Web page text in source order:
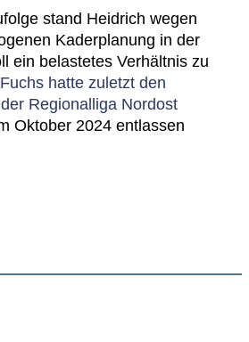
stand Heidrich wegen
Kaderplanung in der
ein belastetes Verhältnis zu
hatte zuletzt den
Regionalliga Nordost
Oktober 2024 entlassen